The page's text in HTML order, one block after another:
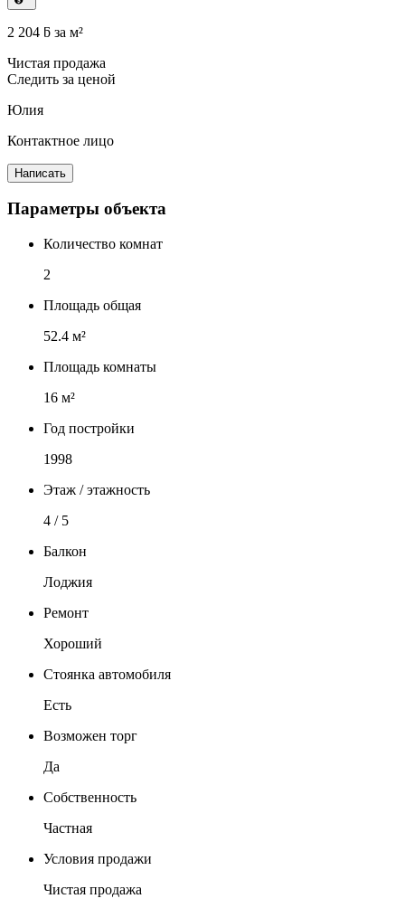
2 204 ƃ за м²
Чистая продажа
Следить за ценой
Юлия
Контактное лицо
Написать
Параметры объекта
Количество комнат
2
Площадь общая
52.4 м²
Площадь комнаты
16 м²
Год постройки
1998
Этаж / этажность
4 / 5
Балкон
Лоджия
Ремонт
Хороший
Стоянка автомобиля
Есть
Возможен торг
Да
Собственность
Частная
Условия продажи
Чистая продажа